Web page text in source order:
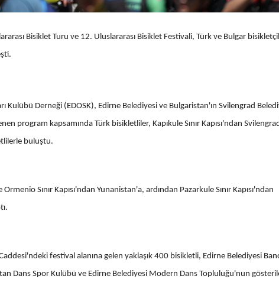
Bisiklet Turu ve 12. Uluslararası Bisiklet Festivali, Türk ve Bulgar
Kulübü Derneği (EDOSK), Edirne Belediyesi ve Bulgaristan'ın Svilengrad
program kapsamında Türk bisikletliler, Kapıkule Sınır Kapısı'ndan
buluştu.
Sınır Kapısı'ndan Yunanistan'a, ardından Pazarkule Sınır Kapısı'ndan
festival alanına gelen yaklaşık 400 bisikletli, Edirne Belediyesi
Dans Spor Kulübü ve Edirne Belediyesi Modern Dans Topluluğu'nun